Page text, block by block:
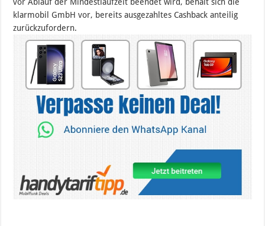
klarmobil GmbH vor, bereits ausgezahltes Cashback anteilig
zurückzufordern.